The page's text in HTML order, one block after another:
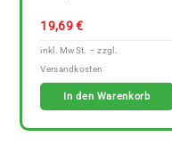
19,69€
In den Warenkorb